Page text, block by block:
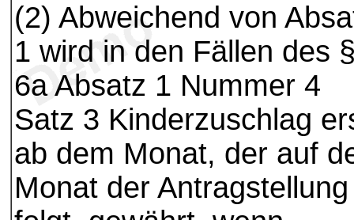
(2) Abweichend von
1 wird in den Fällen des
6a Absatz 1 Nummer 4
Satz 3 Kinderzuschlag
ab dem Monat, der auf
Monat der Antragstellung